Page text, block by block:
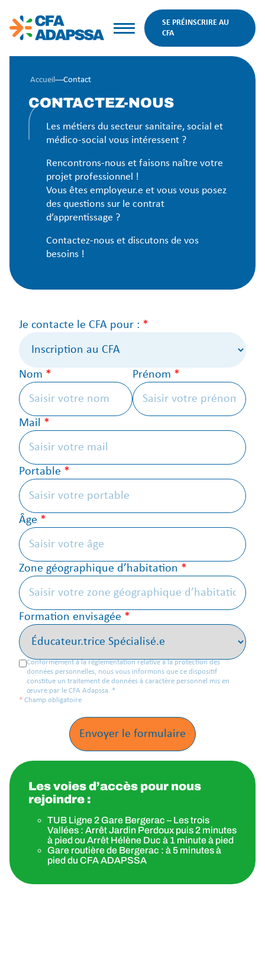
SE PRÉINSCRIRE AU
CFA
Accueil––Contact
CONTACTEZ-NOUS
Les métiers du secteur sanitaire, social et
médico-social vous intéressent ?
Rencontrons-nous et faisons naître votre
projet professionnel !
Vous êtes employeur.e et vous vous posez
des questions sur le contrat
d’apprentissage ?
Contactez-nous et discutons de vos
besoins !
Je contacte le CFA pour : *
Nom * Prénom *
Mail *
Portable *
Âge *
Zone géographique d’habitation *
Formation envisagée *
Conformément à la réglementation relative à la protection des
données personnelles, nous vous informons que ce dispositif
constitue un traitement de données à caractère personnel mis en
œuvre par le CFA Adapssa. *
* Champ obligatoire
Les voies d’accès pour nous
rejoindre :
TUB Ligne 2 Gare Bergerac – Les trois
Vallées : Arrêt Jardin Perdoux puis 2 minutes
à pied ou Arrêt Hélène Duc à 1 minute à pied
Gare routière de Bergerac : à 5 minutes à
pied du CFA ADAPSSA